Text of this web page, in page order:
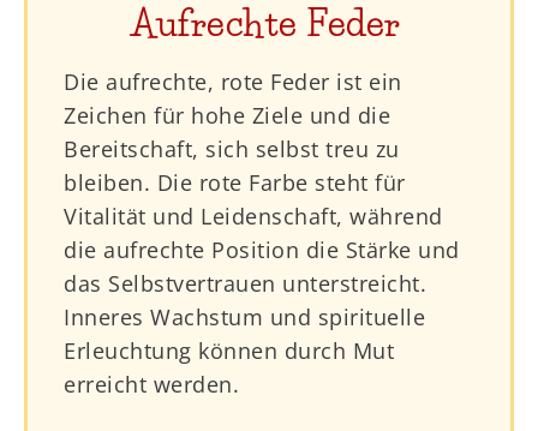
Aufrechte Feder
Die aufrechte, rote Feder ist ein
Zeichen für hohe Ziele und die
Bereitschaft, sich selbst treu zu
bleiben. Die rote Farbe steht für
Vitalität und Leidenschaft, während
die aufrechte Position die Stärke und
das Selbstvertrauen unterstreicht.
Inneres Wachstum und spirituelle
Erleuchtung können durch Mut
erreicht werden.